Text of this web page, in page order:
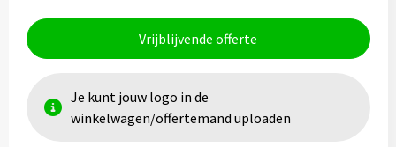
Vrijblijvende offerte
Je kunt jouw logo in de
winkelwagen/offertemand uploaden